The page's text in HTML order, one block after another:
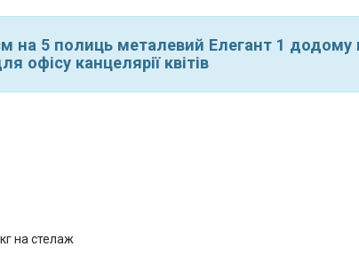
на 5 полиць металевий Елегант 1 додому
офісу канцелярії квітів
на стелаж